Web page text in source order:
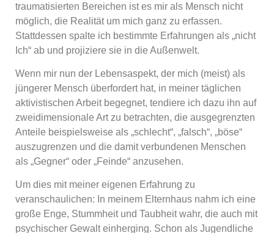
traumatisierten Bereichen ist es mir als Mensch nicht
möglich, die Realität um mich ganz zu erfassen.
Stattdessen spalte ich bestimmte Erfahrungen als „nicht
Ich“ ab und projiziere sie in die Außenwelt.
Wenn mir nun der Lebensaspekt, der mich (meist) als
jüngerer Mensch überfordert hat, in meiner täglichen
aktivistischen Arbeit begegnet, tendiere ich dazu ihn auf
zweidimensionale Art zu betrachten, die ausgegrenzten
Anteile beispielsweise als „schlecht“, „falsch“, „böse“
auszugrenzen und die damit verbundenen Menschen
als „Gegner“ oder „Feinde“ anzusehen.
Um dies mit meiner eigenen Erfahrung zu
veranschaulichen: In meinem Elternhaus nahm ich eine
große Enge, Stummheit und Taubheit wahr, die auch mit
psychischer Gewalt einherging. Schon als Jugendliche